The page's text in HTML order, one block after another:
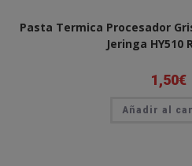
Pasta Termica Procesador
Jeringa HY510
1,50€
Añadir al